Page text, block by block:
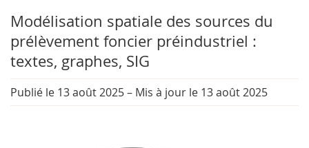
Modélisation spatiale des sources du
prélèvement foncier préindustriel :
textes, graphes, SIG
Publié le 13 août 2025– Mis à jour le 13 août 2025